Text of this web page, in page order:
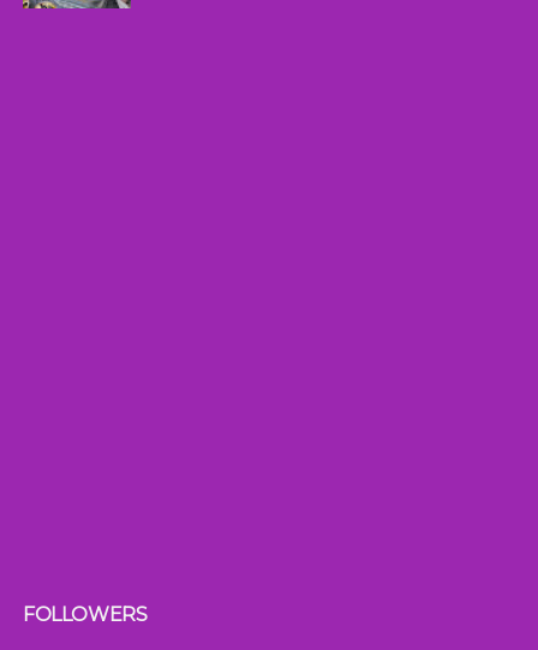
FOLLOWERS